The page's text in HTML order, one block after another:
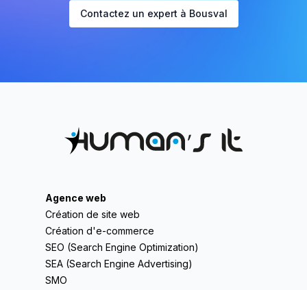
Contactez un expert à Bousval
Agence web
Création de site web
Création d'e-commerce
SEO (Search Engine Optimization)
SEA (Search Engine Advertising)
SMO